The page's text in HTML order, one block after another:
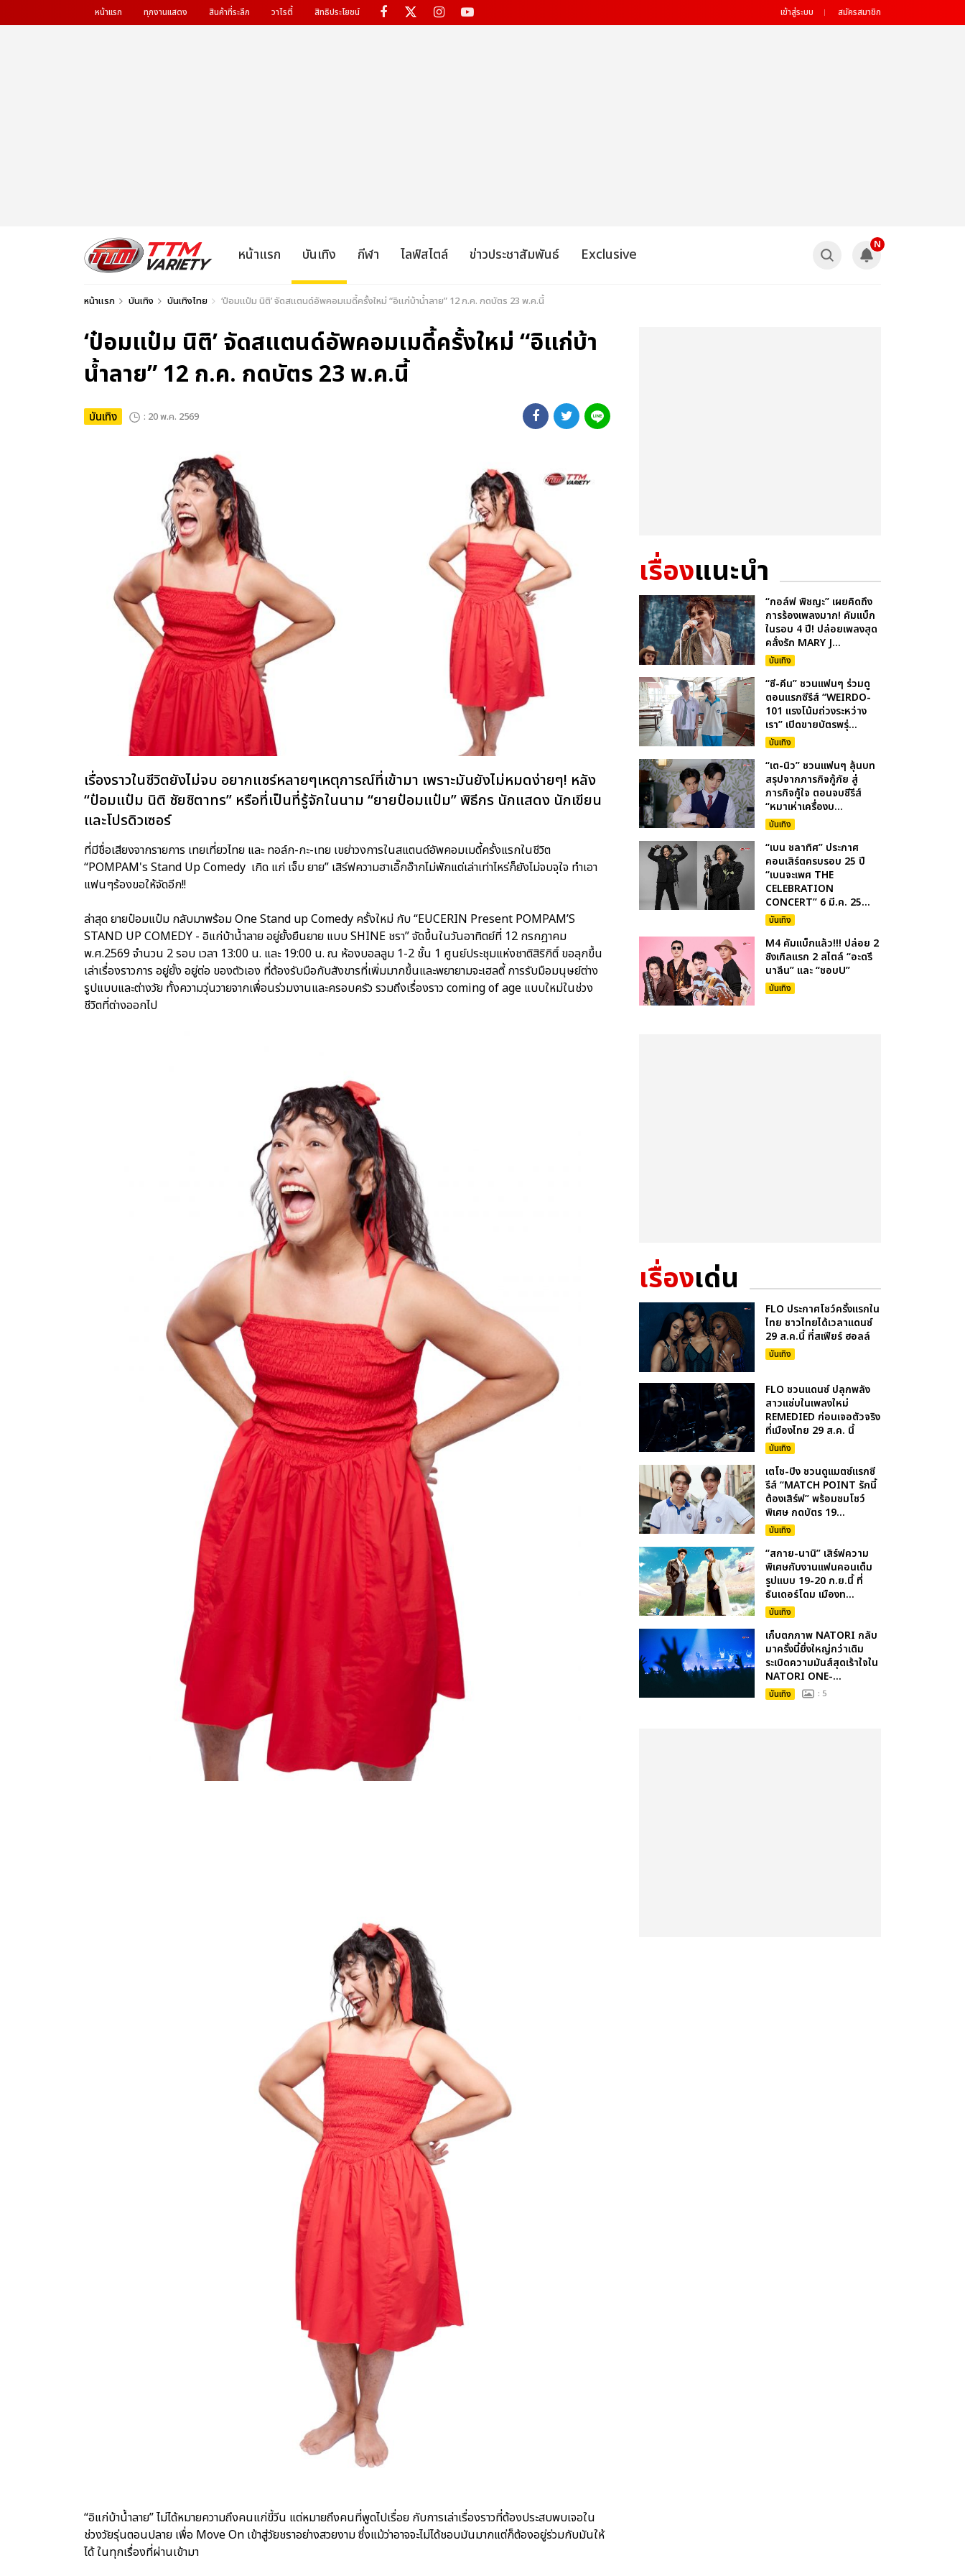
หน้าแรก ทุกงานแสดง สินค้าที่ระลึก วาไรตี้ สิทธิประโยชน์ เข้าสู่ระบบ สมัครสมาชิก
หน้าแรก บันเทิง กีฬา ไลฟ์สไตล์ ข่าวประชาสัมพันธ์ Exclusive
N
หน้าแรก บันเทิง บันเทิงไทย ‘ป๋อมแป๋ม นิติ’ จัดสแตนด์อัพคอมเมดี้ครั้งใหม่ “อิแก่บ้าน้ำลาย” 12 ก.ค. กดบัตร 23 พ.ค.นี้
‘ป๋อมแป๋ม นิติ’ จัดสแตนด์อัพคอมเมดี้ครั้งใหม่ “อิแก่บ้า
น้ำลาย” 12 ก.ค. กดบัตร 23 พ.ค.นี้
บันเทิง : 20 พ.ค. 2569
เรื่องราวในชีวิตยังไม่จบ อยากแชร์หลายๆเหตุการณ์ที่เข้ามา เพราะมันยังไม่หมดง่ายๆ! หลัง
“ป๋อมแป๋ม นิติ ชัยชิตาทร” หรือที่เป็นที่รู้จักในนาม “ยายป๋อมแป๋ม” พิธีกร นักแสดง นักเขียน
และโปรดิวเซอร์
ที่มีชื่อเสียงจากรายการ เทยเที่ยวไทย และ ทอล์ก-กะ-เทย เขย่าวงการในสแตนด์อัพคอมเมดี้ครั้งแรกในชีวิต
“POMPAM's Stand Up Comedy เกิด แก่ เจ็บ ยาย” เสิร์ฟความฮาเอิ๊กอ๊ากไม่พักแต่เล่าเท่าไหร่ก็ยังไม่จบจุใจ ทำเอา
แฟนๆร้องขอให้จัดอีก!!
ล่าสุด ยายป๋อมแป๋ม กลับมาพร้อม One Stand up Comedy ครั้งใหม่ กับ “EUCERIN Present POMPAM’S
STAND UP COMEDY - อิแก่บ้าน้ำลาย อยู่ยั้งยืนยาย แบบ SHINE ชรา” จัดขึ้นในวันอาทิตย์ที่ 12 กรกฏาคม
พ.ศ.2569 จำนวน 2 รอบ เวลา 13:00 น. และ 19:00 น. ณ ห้องบอลลูม 1-2 ชั้น 1 ศูนย์ประชุมแห่งชาติสิริกิติ์ ขอลุกขึ้น
เล่าเรื่องราวการ อยู่ยั้ง อยู่ต่อ ของตัวเอง ที่ต้องรับมือกับสังขารที่เพิ่มมากขึ้นและพยายามจะเฮลตี้ การรับมือมนุษย์ต่าง
รูปแบบและต่างวัย ทั้งความวุ่นวายจากเพื่อนร่วมงานและครอบครัว รวมถึงเรื่องราว coming of age แบบใหม่ในช่วง
ชีวิตที่ต่างออกไป
“อิแก่บ้าน้ำลาย” ไม่ได้หมายความถึงคนแก่ขี้วีน แต่หมายถึงคนที่พูดไปเรื่อย กับการเล่าเรื่องราวที่ต้องประสบพบเจอใน
ช่วงวัยรุ่นตอนปลาย เพื่อ Move On เข้าสู่วัยชราอย่างสวยงาม ซึ่งแม้ว่าอาจจะไม่ได้ชอบมันมากแต่ก็ต้องอยู่ร่วมกับมันให้
ได้ ในทุกเรื่องที่ผ่านเข้ามา
เรื่องแนะนำ
“กอล์ฟ พิชญะ” เผยคิดถึง
การร้องเพลงมาก! คัมแบ็ก
ในรอบ 4 ปี! ปล่อยเพลงสุด
คลั่งรัก MARY J...
บันเทิง
“ซี-คีน” ชวนแฟนๆ ร่วมดู
ตอนแรกซีรีส์ “WEIRDO-
101 แรงโน้มถ่วงระหว่าง
เรา” เปิดขายบัตรพรุ่...
บันเทิง
“เต-นิว” ชวนแฟนๆ ลุ้นบท
สรุปจากภารกิจกู้ภัย สู่
ภารกิจกู้ใจ ตอนจบซีรีส์
“หมาเห่าเครื่องบ...
บันเทิง
“เบน ชลาทิศ” ประกาศ
คอนเสิร์ตครบรอบ 25 ปี
“เบนจะเพศ THE
CELEBRATION
CONCERT” 6 มี.ค. 25...
บันเทิง
M4 คัมแบ็กแล้ว!!! ปล่อย 2
ซิงเกิลแรก 2 สไตล์ “อะดรี
นาลีน” และ “ชอบU”
บันเทิง
เรื่องเด่น
FLO ประกาศโชว์ครั้งแรกใน
ไทย ชาวไทยได้เวลาแดนซ์
29 ส.ค.นี้ ที่สเฟียร์ ฮอลล์
บันเทิง
FLO ชวนแดนซ์ ปลุกพลัง
สาวแซ่บในเพลงใหม่
REMEDIED ก่อนเจอตัวจริง
ที่เมืองไทย 29 ส.ค. นี้
บันเทิง
เตโช-ปิง ชวนดูแมตซ์แรกซี
รีส์ “MATCH POINT รักนี้
ต้องเสิร์ฟ” พร้อมชมโชว์
พิเศษ กดบัตร 19...
บันเทิง
“สกาย-นานิ” เสิร์ฟความ
พิเศษกับงานแฟนคอนเต็ม
รูปแบบ 19-20 ก.ย.นี้ ที่
ธันเดอร์โดม เมืองท...
บันเทิง
เก็บตกภาพ NATORI กลับ
มาครั้งนี้ยิ่งใหญ่กว่าเดิม
ระเบิดความมันส์สุดเร้าใจใน
NATORI ONE-...
บันเทิง : 5